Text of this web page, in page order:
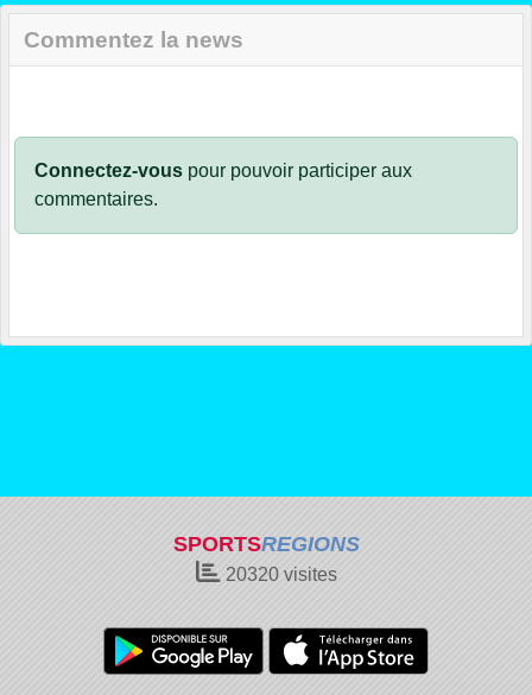
Commentez la news
Connectez-vous pour pouvoir participer aux
commentaires.
SPORTSREGIONS
20320visites